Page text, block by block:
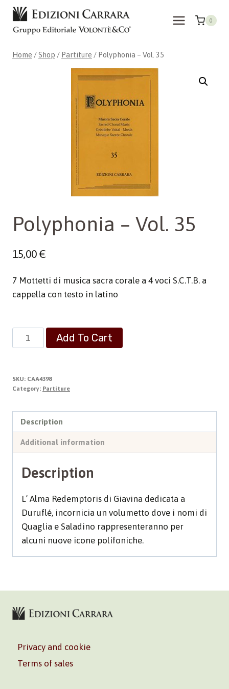
Skip
content
0
Home / Shop / Partiture / Polyphonia – Vol. 35
Polyphonia – Vol. 35
15,00€
7 Mottetti di musica sacra corale a 4 voci S.C.T.B. a
cappella con testo in latino
Polyphonia
-
35
quantity
Add To Cart
SKU: CAA4398
Category: Partiture
Description
Additional information
Description
L’ Alma Redemptoris di Giavina dedicata a
Duruflé, incornicia un volumetto dove i nomi di
Quaglia e Saladino rappresenteranno per
alcuni nuove icone polifoniche.
Privacy and cookie
Terms of sales